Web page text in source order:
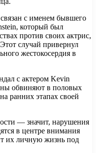
с именем бывшего
который был
против своих актрис,
случай привернул
жестокосердия в
с актером Kevin
обвиняют в половых
ранних этапах своей
— значит, нарушения
в центре внимания
их личную жизнь под